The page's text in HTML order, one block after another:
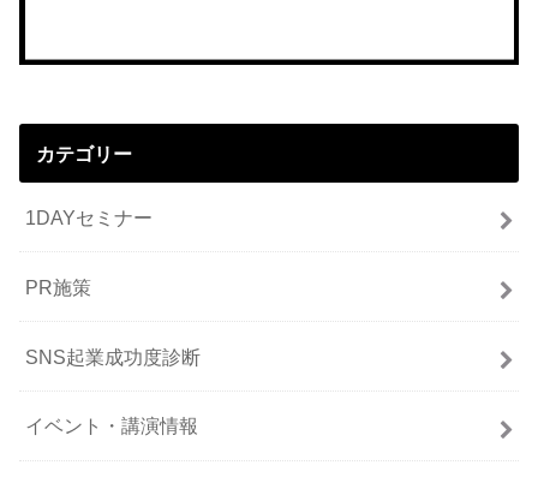
カテゴリー
1DAYセミナー
PR施策
SNS起業成功度診断
イベント・講演情報